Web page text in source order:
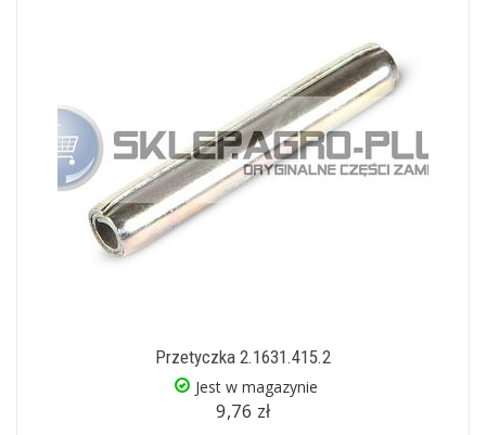
Przetyczka 2.1631.415.2
Jest w magazynie
9,76 zł